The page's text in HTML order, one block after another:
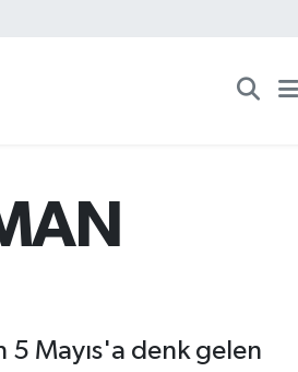
5 Mayıs'a denk gelen